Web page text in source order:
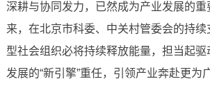
深耕与协同发力，已然成为产业发展的重
来，在北京市科委、中关村管委会的持
型社会组织必将持续释放能量，担当起
发展的“新引擎”重任，引领产业奔赴更为